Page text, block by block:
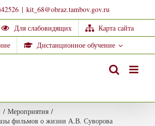
| kit_68@obraz.tambov.gov.ru
Для слабовидящих
Карта сайта
Дистанционное обучение
/ Мероприятия /
фильмов о жизни А.В. Суворова